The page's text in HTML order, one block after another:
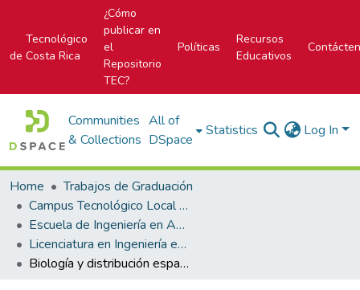
Tecnológico
de Costa Rica
¿Cómo
publicar en
el
Repositorio
TEC?
Políticas
Recursos
Educativos
Communities
& Collections
All of
DSpace
Statistics Log In
Home
Trabajos de Graduación
Campus Tecnológico Local San Carlos
Escuela de Ingeniería en Agronomía
Licenciatura en Ingeniería en Agronomía
Biología y distribución espacial del picudo (metamasius spp.) (coleoptera: curculionidae) en una plantación comercial de piña (ananas comosus) (l.) Merr. Cutris, San Carlos